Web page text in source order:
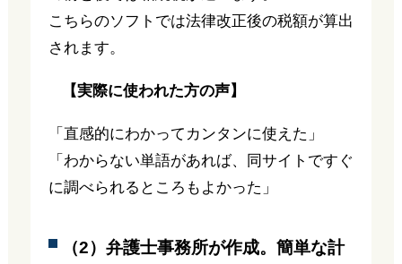
こちらのソフトでは法律改正後の税額が算出
されます。
【実際に使われた方の声】
「直感的にわかってカンタンに使えた」
「わからない単語があれば、同サイトですぐ
に調べられるところもよかった」
（2）弁護士事務所が作成。簡単な計